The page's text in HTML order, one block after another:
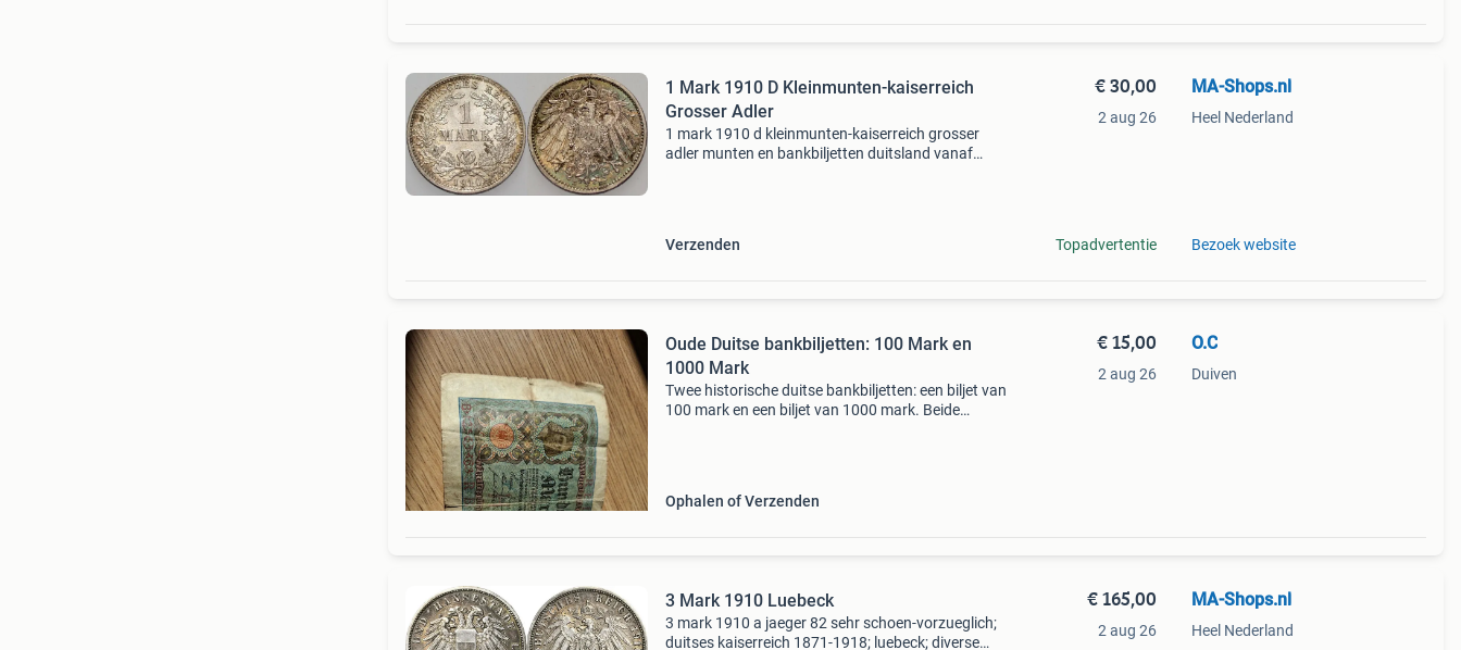
1 Mark 1910 D Kleinmunten-kaiserreich
Grosser Adler
1 mark 1910 d kleinmunten-kaiserreich grosser
adler munten en bankbiljetten duitsland vanaf
Verzenden
€ 30,00
2 aug 26
Topadvertentie
MA-Shops.nl
Heel Nederland
Bezoek website
Oude Duitse bankbiljetten: 100 Mark en
1000 Mark
Twee historische duitse bankbiljetten: een biljet van
100 mark en een biljet van 1000 mark. Beide
Ophalen of Verzenden
€ 15,00
2 aug 26
O.C
Duiven
3 Mark 1910 Luebeck
3 mark 1910 a jaeger 82 sehr schoen-vorzueglich;
duitses kaiserreich 1871-1918; luebeck; diverse
€ 165,00
2 aug 26
MA-Shops.nl
Heel Nederland